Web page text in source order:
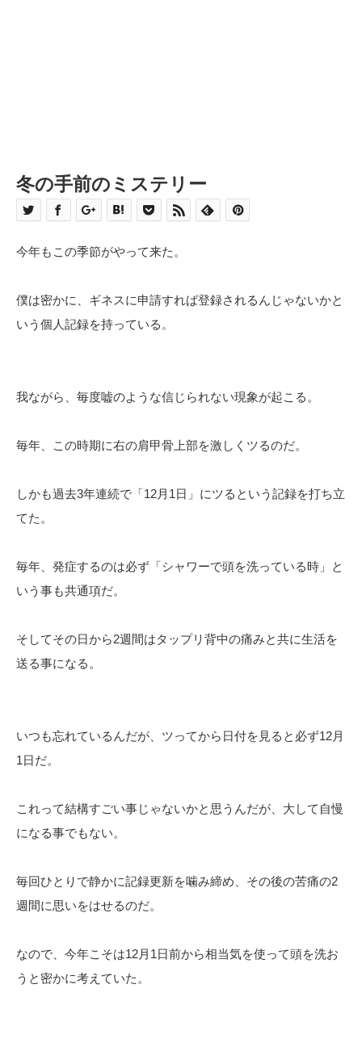
冬の手前のミステリー
今年もこの季節がやって来た。
僕は密かに、ギネスに申請すれば登録されるんじゃないかと
いう個人記録を持っている。
我ながら、毎度嘘のような信じられない現象が起こる。
毎年、この時期に右の肩甲骨上部を激しくツるのだ。
しかも過去3年連続で「12月1日」にツるという記録を打ち立
てた。
毎年、発症するのは必ず「シャワーで頭を洗っている時」と
いう事も共通項だ。
そしてその日から2週間はタップリ背中の痛みと共に生活を
送る事になる。
いつも忘れているんだが、ツってから日付を見ると必ず12月
1日だ。
これって結構すごい事じゃないかと思うんだが、大して自慢
になる事でもない。
毎回ひとりで静かに記録更新を噛み締め、その後の苦痛の2
週間に思いをはせるのだ。
なので、今年こそは12月1日前から相当気を使って頭を洗お
うと密かに考えていた。